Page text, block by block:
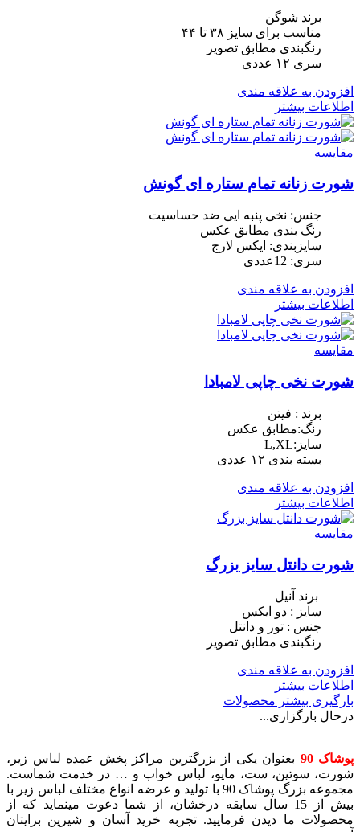
برند شوگن
مناسب برای سایز ۳۸ تا ۴۴
رنگبندی مطابق تصویر
سری ١٢ عددی
افزودن به علاقه مندی
اطلاعات بیشتر
مقایسه
شورت زنانه تمام ستاره ای گونش
جنس: نخی پنبه ایی ضد حساسیت
رنگ بندی مطابق عکس
سایزبندی: ایکس لارج
سری: 12عددی
افزودن به علاقه مندی
اطلاعات بیشتر
مقایسه
شورت نخی چاپی لامبادا
برند : فیتن
رنگ:مطابق عکس
سایز:L,XL
بسته بندی ١٢ عددی
افزودن به علاقه مندی
اطلاعات بیشتر
مقایسه
شورت دانتل سایز بزرگ
برند آنیل
سایز : دو ایکس
جنس : تور و دانتل
رنگبندی مطابق تصویر
افزودن به علاقه مندی
اطلاعات بیشتر
بارگیری بیشتر محصولات
درحال بارگزاری...
پوشاک 90
بعنوان یکی از بزرگترین مراکز پخش عمده لباس زیر،
شورت، سوتین، ست، مایو، لباس خواب و … در خدمت شماست.
مجموعه بزرگ پوشاک 90 با تولید و عرضه انواع مختلف لباس زیر با
بیش از 15 سال سابقه درخشان، از شما دعوت مینماید که از
محصولات ما دیدن فرمایید. تجربه خرید آسان و شیرین برایتان